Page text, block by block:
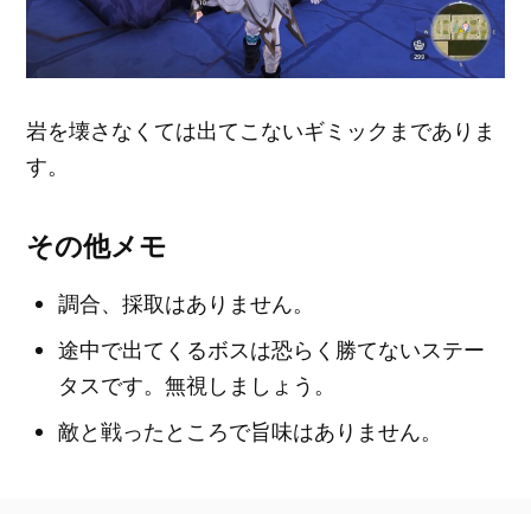
岩を壊さなくては出てこないギミックまでありま
す。
その他メモ
調合、採取はありません。
途中で出てくるボスは恐らく勝てないステー
タスです。無視しましょう。
敵と戦ったところで旨味はありません。